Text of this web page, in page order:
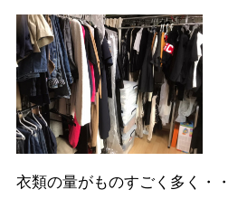
衣類の量がものすごく多く・